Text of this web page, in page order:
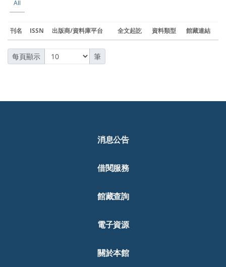
All
刊名 ISSN 出版商/資料庫平台 全文起訖 資料類型 館藏連結
每頁顯示 筆
消息公告
借閱服務
館藏查詢
電子資源
關於本館